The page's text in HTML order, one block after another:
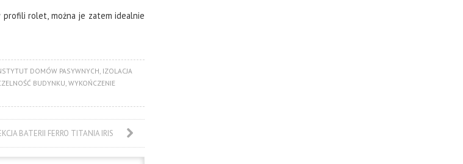
rolet, można je zatem idealnie
DOMÓW PASYWNYCH IZOLACJA
BUDYNKU WYKOŃCZENIE
BATERII FERRO TITANIA IRIS